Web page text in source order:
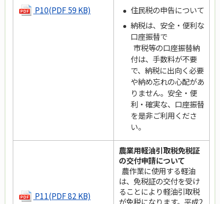
P10(PDF 59 KB)
住民税の申告について
納税は、安全・便利な
口座振替で
市税等の口座振替納
付は、手数料が不要
で、納税に出向く必要
や納め忘れの心配があ
りません。安全・便
利・確実な、口座振替
を是非ご利用くださ
い。
P11(PDF 82 KB)
農業用軽油引取税免税証
の交付申請について
農作業に使用する軽油
は、免税証の交付を受け
ることにより軽油引取税
が免税になります。平成2